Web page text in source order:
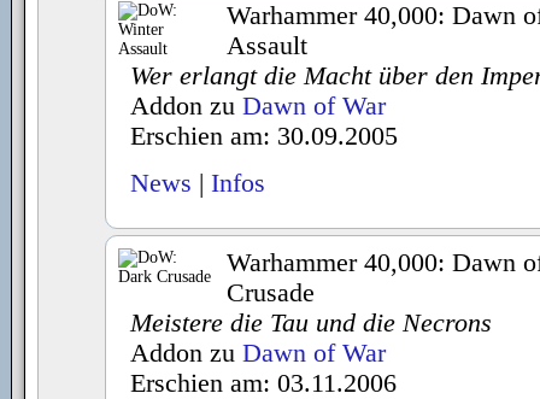
Warhammer 40,000: Dawn
Assault
Wer erlangt die Macht über den
Addon zu Dawn of War
Erschien am: 30.09.2005
News | Infos
Warhammer 40,000: Dawn
Crusade
Meistere die Tau und die Necrons
Addon zu Dawn of War
Erschien am: 03.11.2006